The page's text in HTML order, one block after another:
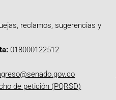
reclamos, sugerencias y
018000122512
de petición (PQRSD)